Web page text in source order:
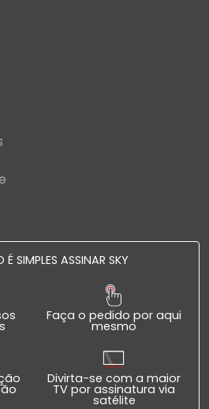
SIMPLES ASSINAR SKY
Faça o pedido por aqui
mesmo
Divirta-se com a maior
TV por assinatura via
satélite